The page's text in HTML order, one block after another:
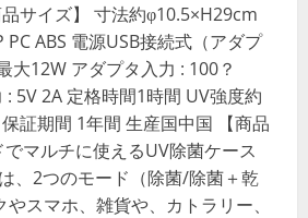
サイズ】 寸法約φ10.5×H29cm
ABS 電源USB接続式（アダプ
大12W アダプタ入力 : 100？
5V 2A 定格時間1時間 UV強度約
証期間 1年間 生産国中国 【商品
マルチに使えるUV除菌ケース
、2つのモード（除菌/除菌＋乾
スマホ、雑貨や、カトラリー、